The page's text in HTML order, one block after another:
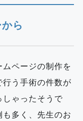
ら
ムページの制作を
行う手術の件数が
しゃったそうで
多く、先生のお